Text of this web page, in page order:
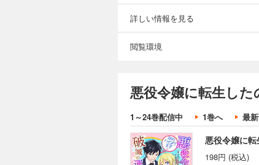
詳しい情報を見る
閲覧環境
悪役令嬢に転生し
1～24巻配信中 1巻へ 最
ラヴィスと自分
避したいシャ
破滅回避した
ったフェリク
悪役令嬢に
198円 (税込)